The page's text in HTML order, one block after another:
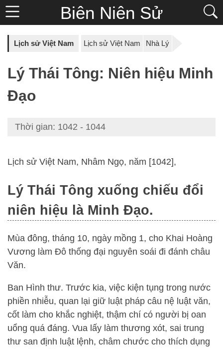
Biên Niên Sử
Lịch sử Việt Nam Lịch sử Việt Nam Nhà Lý
Lý Thái Tông: Niên hiệu Minh
Đạo
Thời gian: 1042 - 1044
Lịch sử Việt Nam, Nhâm Ngọ, năm [1042],
Lý Thái Tông xuống chiếu đổi
niên hiệu là Minh Đạo.
Mùa đông, tháng 10, ngày mồng 1, cho Khai Hoàng
Vương làm Đô thống đại nguyên soái đi đánh châu
Văn.
Ban Hình thư. Trước kia, việc kiện tụng trong nước
phiền nhiễu, quan lại giữ luật pháp câu nệ luật văn,
cốt làm cho khắc nghiệt, thậm chí có người bị oan
uổng quá đáng. Vua lấy làm thương xót, sai trung
thư san định luật lệnh, châm chước cho thích dụng